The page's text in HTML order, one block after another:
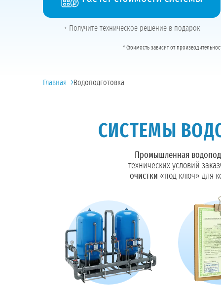
+ Получите техническое решение в подарок
* Стоимость зависит от
Главная ›Водоподготовка
СИСТЕМЫ
Промышленная
технических условий
очистки «под ключ» для